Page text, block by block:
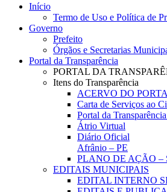
Close
Início
Termo de Uso e Política de
Governo
Prefeito
Órgãos e Secretarias
Portal da Transparência
PORTAL DA
Itens do Transparência
ACERVO DO
Carta de Serviços ao
Portal da
Átrio Virtual
Diário Oficial
Afrânio – PE
PLANO DE AÇÃO –
EDITAIS MUNICIPAIS
EDITAL INTERNO